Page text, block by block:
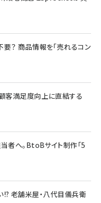
？ 商品情報を「売れるコン
客満足度向上に直結する
者へ。BtoBサイト制作「5
老舗米屋・八代目儀兵衛